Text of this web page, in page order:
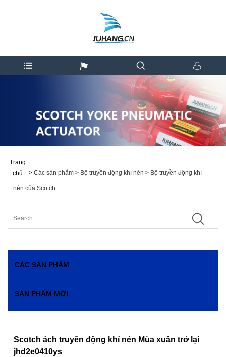
Trang
chủ
> Các sản phẩm > Bộ truyền động khí nén > Bộ truyền động khí
nén của Scotch
CÁC SẢN PHẨM
SẢN PHẨM MỚI
Scotch ách truyền động khí nén Mùa xuân trở lại
jhd2e0410ys